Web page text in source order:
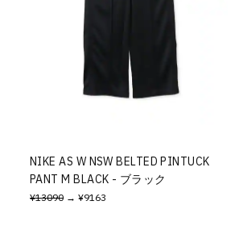
NIKE AS W NSW BELTED PINTUCK
PANT M BLACK - ブラック
¥13090 → ¥9163